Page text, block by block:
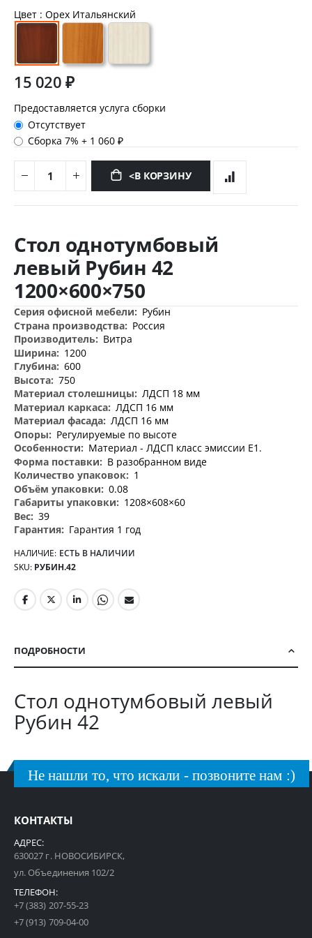
Цвет : Орех Итальянский
15 020 ₽
Предоставляется услуга сборки
Отсутствует
Сборка 7%+ 1 060 ₽
<В КОРЗИНУ
началу
изображений
Стол однотумбовый
левый Рубин 42
1200×600×750
Дополнительная
информация
Рубин
Россия
Витра
1200
600
750
ЛДСП 18 мм
ЛДСП 16 мм
ЛДСП 16 мм
Регулируемые по высоте
Материал - ЛДСП класс эмиссии Е1.
В разобранном виде
1
0.08
1208×608×60
39
Гарантия 1 год
НАЛИЧИЕ: ЕСТЬ В НАЛИЧИИ
SKU РУБИН.42
ПОДРОБНОСТИ
Стол однотумбовый левый
Рубин 42
Не нашли то, что искали - позвоните нам :)
КОНТАКТЫ
АДРЕС:
630027 г. НОВОСИБИРСК,
ул. Объединения 102/2
ТЕЛЕФОН:
+7 (383) 207-55-23
+7 (913) 709-04-00